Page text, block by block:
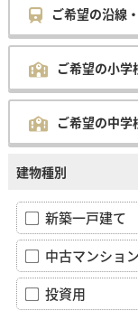
ご希望の沿線
ご希望の小学
ご希望の中学
建物種別
新築一戸建て
中古マンション
投資用